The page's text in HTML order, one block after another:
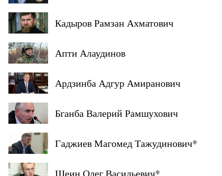
Кадыров Рамзан Ахматович
Апти Алаудинов
Ардзинба Адгур Амиранович
Бганба Валерий Рамшухович
Гаджиев Магомед Тажудинович*
Шеин Олег Васильевич*